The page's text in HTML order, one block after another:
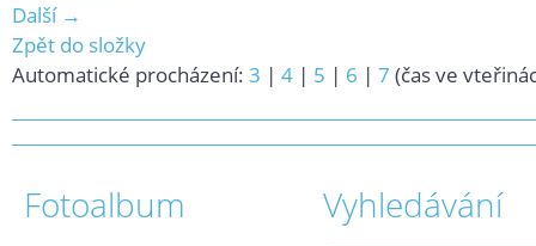
Další →
Zpět do složky
Automatické procházení: 3 | 4 | 5 | 6 | 7 (čas ve
Fotoalbum Vyhledávání